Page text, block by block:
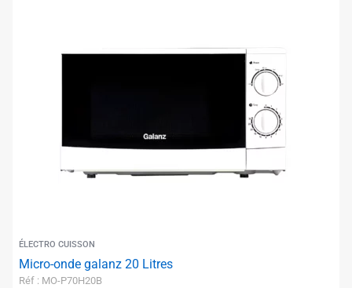
ÉLECTRO CUISSON
Micro-onde galanz 20 Litres
Réf : MO-P70H20B